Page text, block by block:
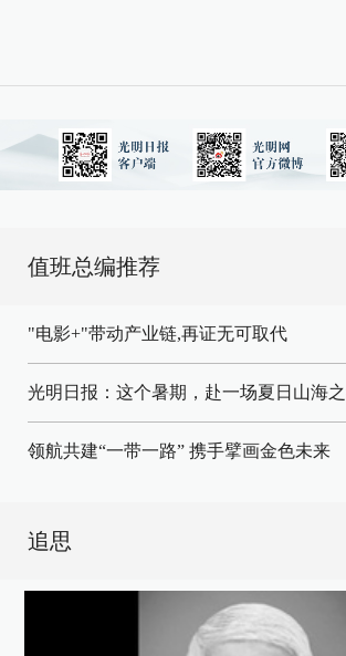
值班总编推荐
"电影+"带动产业链,再证无可取代
光明日报：这个暑期，赴一场夏日山海
领航共建“一带一路” 携手擘画金色未来
追思